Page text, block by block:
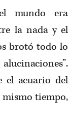
mundo era
la nada y el
brotó todo lo
el acuario del
mismo tiempo,